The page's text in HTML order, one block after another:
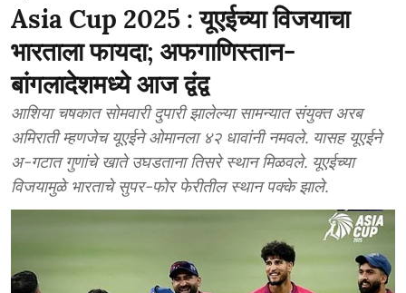
Asia Cup 2025 : यूएईच्या विजयाचा
भारताला फायदा; अफगाणिस्तान-
बांगलादेशमध्ये आज द्वंद्व
आशिया चषकात सोमवारी दुपारी झालेल्या सामन्यात संयुक्त अरब
अमिराती म्हणजेच यूएईने ओमानला ४२ धावांनी नमवले. यासह यूएईने
अ-गटात गुणांचे खाते उघडताना तिसरे स्थान मिळवले. यूएईच्या
विजयामुळे भारताचे सुपर-फोर फेरीतील स्थान पक्के झाले.